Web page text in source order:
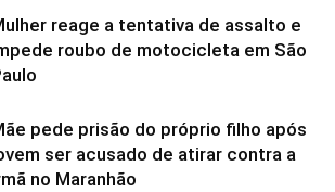
reage a tentativa de assalto e
roubo de motocicleta em São
pede prisão do próprio filho após
ser acusado de atirar contra a
no Maranhão